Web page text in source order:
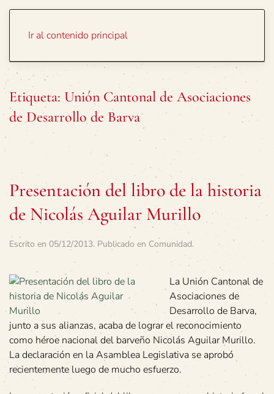
Ir al contenido principal
Etiqueta: Unión Cantonal de Asociaciones
de Desarrollo de Barva
Presentación del libro de la historia
de Nicolás Aguilar Murillo
Escrito en 05/12/2013. Publicado en Comunidad.
La Unión Cantonal de
Asociaciones de
Desarrollo de Barva,
junto a sus alianzas, acaba de lograr el reconocimiento
como héroe nacional del barveño Nicolás Aguilar Murillo.
La declaración en la Asamblea Legislativa se aprobó
recientemente luego de mucho esfuerzo.